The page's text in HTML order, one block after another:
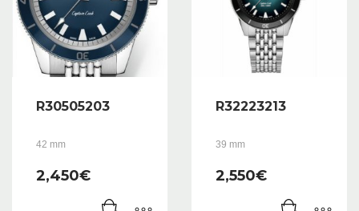
R30505203
42 mm
2,450€
R32223213
39 mm
2,550€